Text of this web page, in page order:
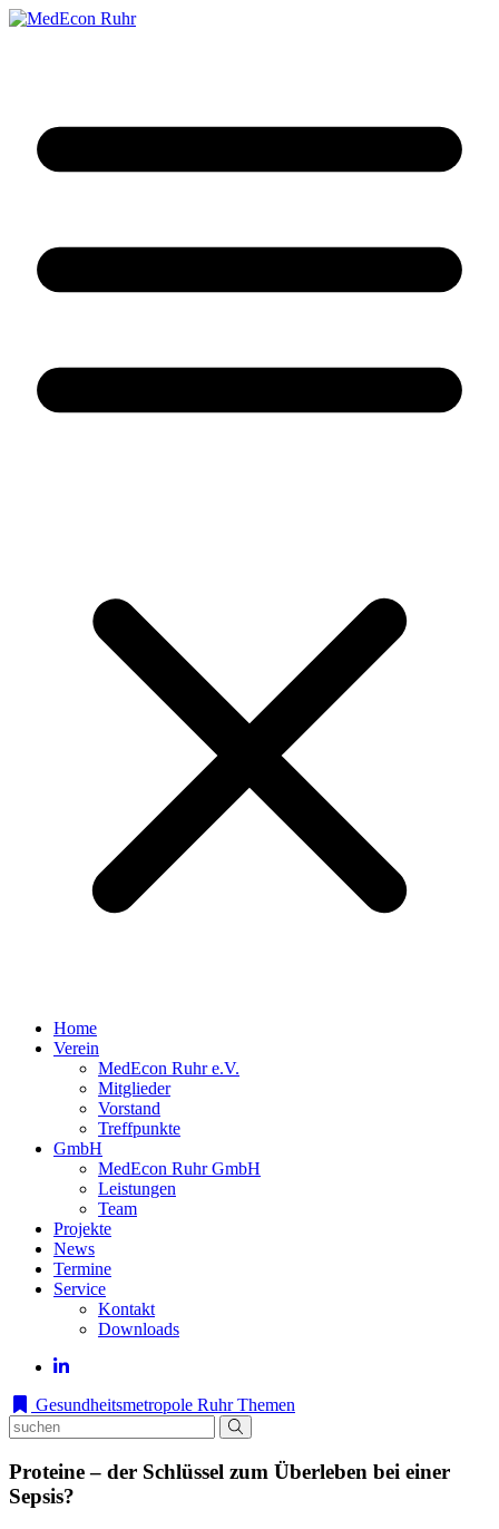
Home
Verein
MedEcon Ruhr e.V.
Mitglieder
Vorstand
Treffpunkte
GmbH
MedEcon Ruhr GmbH
Leistungen
Team
Projekte
News
Termine
Service
Kontakt
Downloads
Gesundheitsmetropole Ruhr Themen
Proteine – der Schlüssel zum Überleben bei einer
Sepsis?